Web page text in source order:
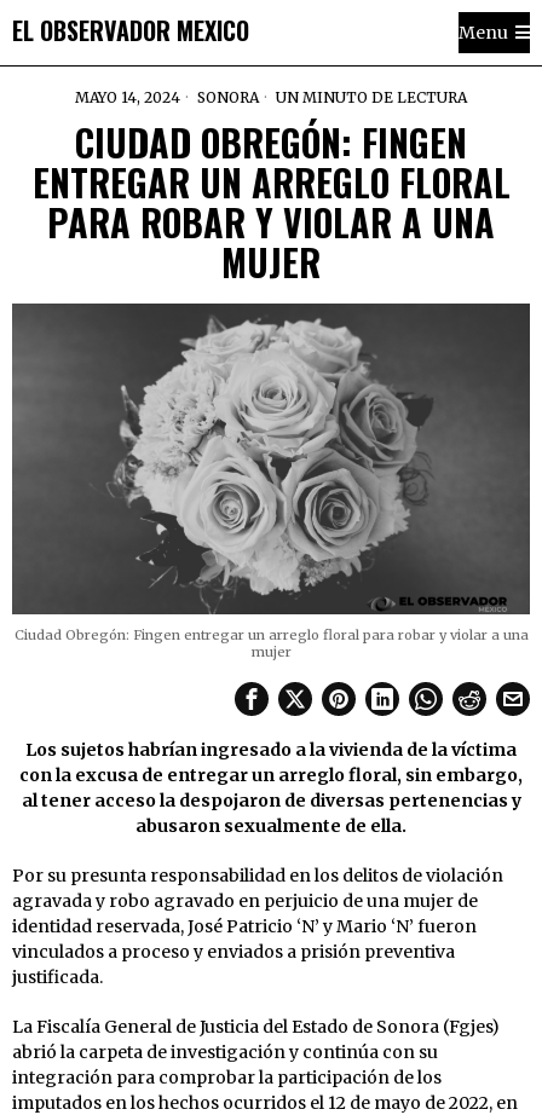
EL OBSERVADOR MEXICO Menu
MAYO 14, 2024 SONORA UN MINUTO DE LECTURA
CIUDAD OBREGÓN: FINGEN
ENTREGAR UN ARREGLO FLORAL
PARA ROBAR Y VIOLAR A UNA
MUJER
Ciudad Obregón: Fingen entregar un arreglo floral para robar y violar a una
mujer
Los sujetos habrían ingresado a la vivienda de la víctima
con la excusa de entregar un arreglo floral, sin embargo,
al tener acceso la despojaron de diversas pertenencias y
abusaron sexualmente de ella.
Por su presunta responsabilidad en los delitos de violación
agravada y robo agravado en perjuicio de una mujer de
identidad reservada, José Patricio ‘N’ y Mario ‘N’ fueron
vinculados a proceso y enviados a prisión preventiva
justificada.
La Fiscalía General de Justicia del Estado de Sonora (Fgjes)
abrió la carpeta de investigación y continúa con su
integración para comprobar la participación de los
imputados en los hechos ocurridos el 12 de mayo de 2022, en